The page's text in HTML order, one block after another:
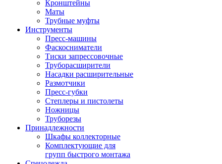
Кронштейны
Маты
Трубные муфты
Инструменты
Пресс-машины
Фаскосниматели
Тиски запрессовочные
Труборасширители
Насадки расширительные
Размотчики
Пресс-губки
Степлеры и пистолеты
Ножницы
Труборезы
Принадлежности
Шкафы коллекторные
Комплектующие для
групп быстрого монтажа